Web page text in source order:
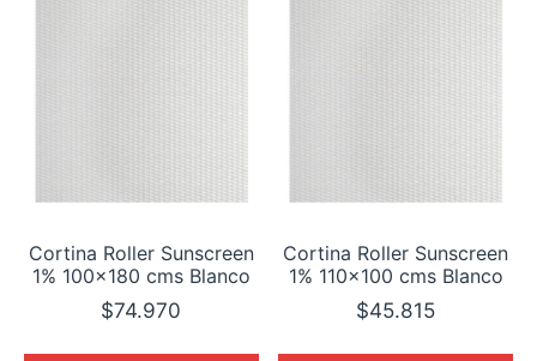
Cortina Roller Sunscreen
1% 100×180 cms Blanco
$74.970
Cortina Roller Sunscreen
1% 110×100 cms Blanco
$45.815